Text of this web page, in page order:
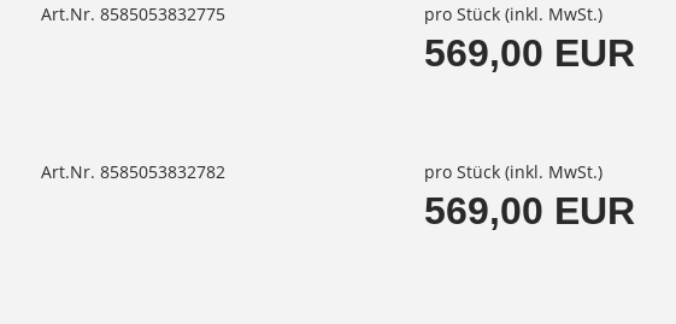
Art.Nr. 8585053832775 pro Stück (inkl. MwSt.)
569,00 EUR
Art.Nr. 8585053832782 pro Stück (inkl. MwSt.)
569,00 EUR